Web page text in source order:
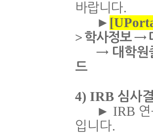
바랍니다.
► [
> 학사정보→
→ 대학
드
4) IRB 심사
► IRB
입니다.